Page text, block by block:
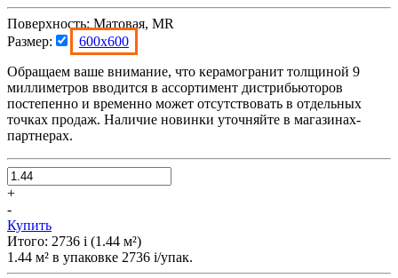
Поверхность: Матовая, MR
Размер:
600x600
Обращаем ваше внимание, что керамогранит толщиной 9
миллиметров вводится в ассортимент дистрибьюторов
постепенно и временно может отсутствовать в отдельных
точках продаж. Наличие новинки уточняйте в магазинах-
партнерах.
+
-
Купить
Итого: 2736 i (1.44 м²)
1.44 м² в упаковке 2736 i/упак.